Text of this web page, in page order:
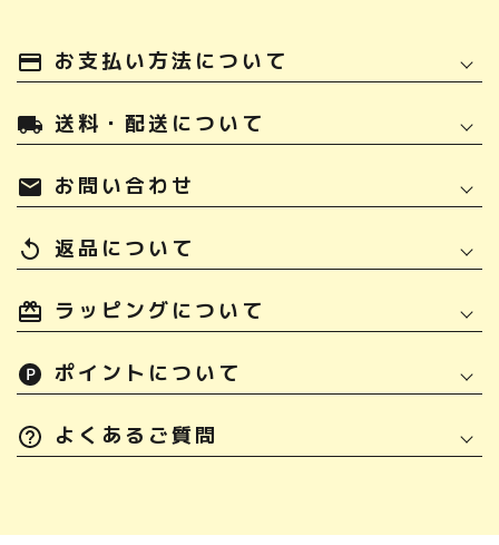
payment お支払い方法について
local_shipping 送料・配送について
mail お問い合わせ
replay 返品について
ラッピングについて
ポイントについて
よくあるご質問